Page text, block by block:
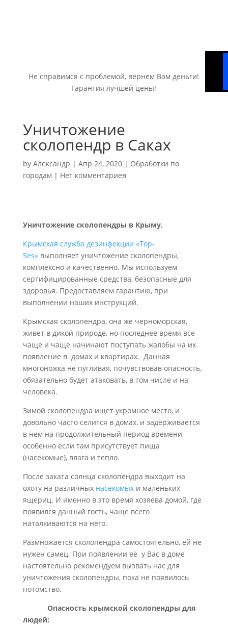
Не справимся с проблемой, вернем Вам деньги!
Гарантия лучшей цены!
Уничтожение
сколопендр в Саках
by Александр | Апр 24, 2020| Обработки по
городам | Нет комментариев
Уничтожение сколопендры в Крыму.
Крымская служба дезинфекции «Top-
Ses»выполняет уничтожение сколопендры,
комплексно и качественно. Мы используем
сертифицированные средства, безопасные для
здоровья. Предоставляем гарантию, при
выполнении наших инструкций.
Крымская сколопендра, она же черноморская,
живет в дикой природе, но последнее время все
чаще и чаще начинают поступать жалобы на их
появление в домах и квартирах. Данная
многоножка не пугливая, почувствовав опасность,
обязательно будет атаковать, в том числе и на
человека.
Зимой сколопендра ищет укромное место, и
довольно часто селится в домах, и задерживается
в нем на продолжительный период времени,
особенно если там присутствует пища
(насекомые), влага и тепло.
После заката солнца сколопендра выходит на
охоту на различных насекомыхи маленьких
ящериц. И именно в это время хозяева домой, где
появился данный гость, чаще всего
наталкиваются на него.
Размножается сколопендра самостоятельно, ей не
нужен самец. При появлении её у Вас в доме
настоятельно рекомендуем вызвать нас для
уничтожения сколопендры, пока не появилось
потомство.
Опасность крымской сколопендры для
людей: